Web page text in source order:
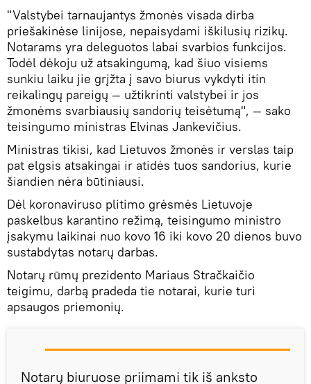
"Valstybei tarnaujantys žmonės visada dirba
priešakinėse linijose, nepaisydami iškilusių rizikų.
Notarams yra deleguotos labai svarbios funkcijos.
Todėl dėkoju už atsakingumą, kad šiuo visiems
sunkiu laiku jie grįžta į savo biurus vykdyti itin
reikalingų pareigų — užtikrinti valstybei ir jos
žmonėms svarbiausių sandorių teisėtumą", — sako
teisingumo ministras Elvinas Jankevičius.
Ministras tikisi, kad Lietuvos žmonės ir verslas taip
pat elgsis atsakingai ir atidės tuos sandorius, kurie
šiandien nėra būtiniausi.
Dėl koronaviruso plitimo grėsmės Lietuvoje
paskelbus karantino režimą, teisingumo ministro
įsakymu laikinai nuo kovo 16 iki kovo 20 dienos buvo
sustabdytas notarų darbas.
Notarų rūmų prezidento Mariaus Stračkaičio
teigimu, darbą pradeda tie notarai, kurie turi
apsaugos priemonių.
Notarų biuruose priimami tik iš anksto